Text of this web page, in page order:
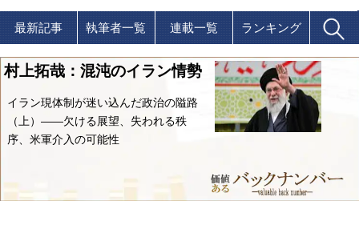
最新記事 執筆者一覧 連載一覧 ランキング
村上拓哉：混沌のイラン情勢
イラン現体制が迷い込んだ政治の隘路
（上）――欠ける展望、失われる秩
序、米軍介入の可能性